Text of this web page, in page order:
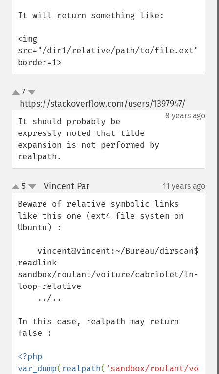
It will return something like:
<img
src="/dir1/relative/path/to/file.ext"
border=1>
up
down
7
https://stackoverflow.com/users/1397947/
8 years ago
It should probably be
expressly noted that tilde
expansion is not performed by
realpath.
up
down
5 Vincent Par¶ 11 years ago
Beware of relative symbolic links
like this one (ext4 file system on
Ubuntu) :
readlink
sandbox/roulant/voiture/cabriolet/ln-
loop-relative
In this case, realpath may return
false :
<?php
var_dump(realpath( 'sandbox/roulant/